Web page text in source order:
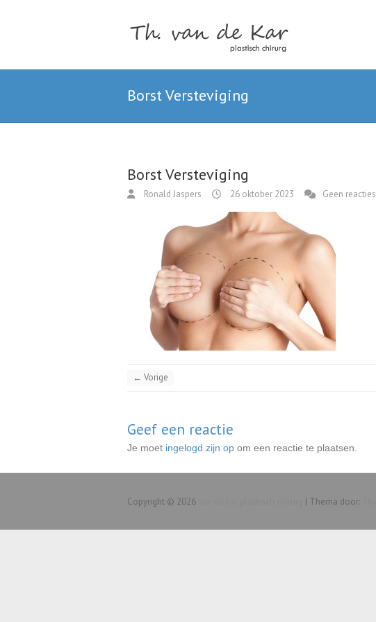
Borst Versteviging
Borst Versteviging
Ronald Jaspers 26 oktober 2023 Geen reacties
← Vorige
Geef een reactie
Je moet ingelogd zijn op om een reactie te plaatsen.
Copyright © 2026 | Thema door: